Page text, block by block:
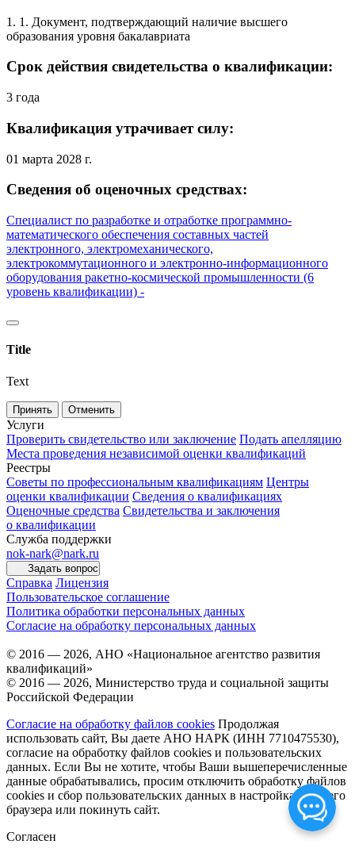
1. 1. Документ, подтверждающий наличие высшего
образования уровня бакалавриата
Срок действия свидетельства о квалификации:
3 года
Квалификация утрачивает силу:
01 марта 2028 г.
Сведения об оценочных средствах:
Специалист по разработке и отработке программно-
математического обеспечения составных частей
электронного, электромеханического,
электрокоммутационного и электронно-информационного
оборудования ракетно-космической промышленности (6
уровень квалификации) -
Title
Text
Принять Отменить
Услуги
Проверить свидетельство или заключение Подать апелляцию
Места проведения независимой оценки квалификаций
Реестры
Советы по профессиональным квалификациям Центры
оценки квалификации Сведения о квалификациях
Оценочные средства Свидетельства и заключения
о квалификации
Служба поддержки
nok-nark@nark.ru
Задать вопрос
Справка Лицензия
Пользовательское соглашение
Политика обработки персональных данных
Согласие на обработку персональных данных
© 2016 — 2026, АНО «Национальное агентство развития
квалификаций»
© 2016 — 2026, Министерство труда и социальной защиты
Российской Федерации
Согласие на обработку файлов cookies Продолжая
использовать сайт, Вы даете АНО НАРК (ИНН 7710475530),
согласие на обработку файлов cookies и пользовательских
данных. Если Вы не хотите, чтобы Ваши вышеперечисленные
данные обрабатывались, просим отключить обработку файлов
cookies и сбор пользовательских данных в настройках Вашего
браузера или покинуть сайт.
Согласен